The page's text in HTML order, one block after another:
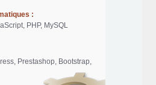
:
PHP, MySQL
Prestashop, Bootstrap,